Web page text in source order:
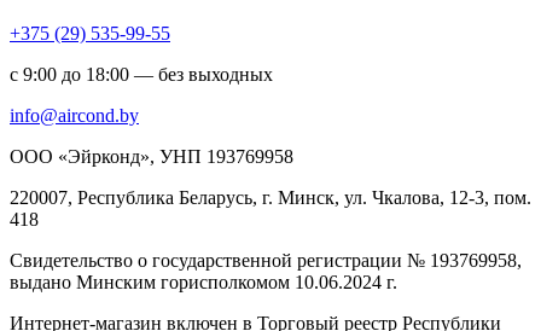
+375 (29) 535-99-55
с 9:00 до 18:00 — без выходных
info@aircond.by
ООО «Эйрконд», УНП 193769958
220007, Республика Беларусь, г. Минск, ул. Чкалова, 12-3, пом.
418
Cвидетельство о государственной регистрации № 193769958,
выдано Минским горисполкомом 10.06.2024 г.
Интернет-магазин включен в Торговый реестр Республики